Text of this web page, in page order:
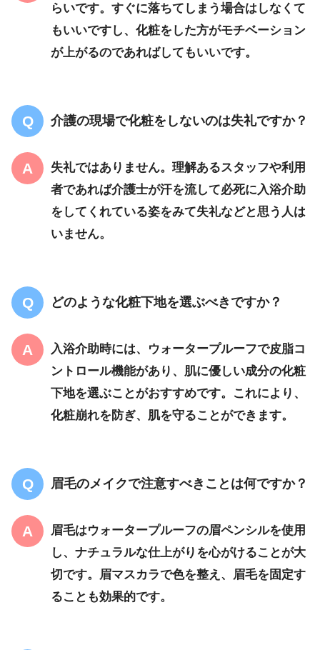
らいです。すぐに落ちてしまう場合はしなくて
もいいですし、化粧をした方がモチベーション
が上がるのであればしてもいいです。
介護の現場で化粧をしないのは失礼ですか？
失礼ではありません。理解あるスタッフや利用
者であれば介護士が汗を流して必死に入浴介助
をしてくれている姿をみて失礼などと思う人は
いません。
どのような化粧下地を選ぶべきですか？
入浴介助時には、ウォータープルーフで皮脂コ
ントロール機能があり、肌に優しい成分の化粧
下地を選ぶことがおすすめです。これにより、
化粧崩れを防ぎ、肌を守ることができます。
眉毛のメイクで注意すべきことは何ですか？
眉毛はウォータープルーフの眉ペンシルを使用
し、ナチュラルな仕上がりを心がけることが大
切です。眉マスカラで色を整え、眉毛を固定す
ることも効果的です。